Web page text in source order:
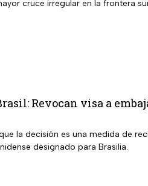
cruce irregular en la frontera
Revocan visa a
la decisión es una medida de
designado para Brasilia.